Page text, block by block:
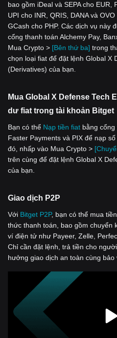
bao gồm iDeal và SEPA cho EUR,
UPI cho INR, QRIS, DANA và
GCash cho PHP. Các dịch vụ này
cổng thanh toán Alchemy Pay,
Mua Crypto > [Bên thứ ba] trong
chọn loại fiat để đặt lệnh Global X
(Derivatives) của bạn.
Mua Global X Defense Tech
dư fiat trong tài khoản Bitget
Bạn có thể Nạp tiền fiat bằng cổng
Faster Payments và PIX để nạp
đó, nhấp vào Mua Crypto >
trên cùng để đặt lệnh Global X
của bạn.
Giao dịch P2P
Với ‌Bitget P2P, bạn có thể mua
thức thanh toán, bao gồm chuyển
ví điện tử như Payeer, Zelle,
Chỉ cần đặt lệnh, trả tiền cho
hưởng giao dịch an toàn cùng bảo